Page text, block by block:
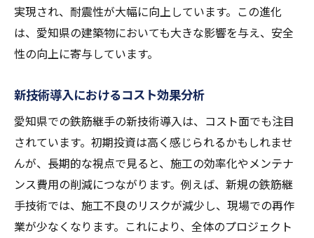
実現され、耐震性が大幅に向上しています。この進化
は、愛知県の建築物においても大きな影響を与え、安全
性の向上に寄与しています。
新技術導入におけるコスト効果分析
愛知県での鉄筋継手の新技術導入は、コスト面でも注目
されています。初期投資は高く感じられるかもしれませ
んが、長期的な視点で見ると、施工の効率化やメンテナ
ンス費用の削減につながります。例えば、新規の鉄筋継
手技術では、施工不良のリスクが減少し、現場での再作
業が少なくなります。これにより、全体のプロジェクト